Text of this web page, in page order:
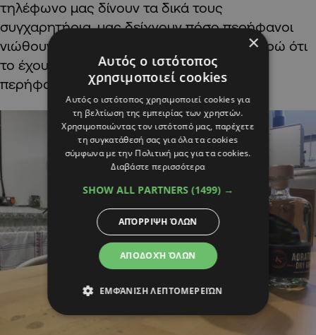
τηλέφωνο μας δίνουν τα δικά τους
συγχαρητήρια, μας δείχνουν πόσο περήφανοι
νιώθουν οι ίδιοι για το κυπριακό Gin…Θεωρώ ότι
το έχουν αγκαλιάσει. Είμαστε πάρα πολύ
περήφανοι για αυτό».
×
Αυτός ο ιστότοπος
χρησιμοποιεί cookies
Αυτός ο ιστότοπος χρησιμοποιεί cookies για
τη βελτίωση της εμπειρίας των χρηστών.
Χρησιμοποιώντας τον ιστότοπό μας, παρέχετε
τη συγκατάθεσή σας για όλα τα cookies
σύμφωνα με την Πολιτική μας για τα cookies.
Διαβάστε περισσότερα
SHOW ALL PARTNERS (1499) →
ΑΠΟΔΟΧΉ ΌΛΩΝ
ΑΠΌΡΡΙΨΗ ΌΛΩΝ
ΕΜΦΆΝΙΣΗ ΛΕΠΤΟΜΕΡΕΙΏΝ